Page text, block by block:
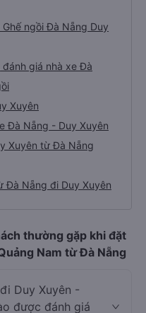
ngồi Đà Nẵng Duy
giá nhà xe Đà
Xuyên
Đà Nẵng - Duy Xuyên
Xuyên từ Đà Nẵng
Đà Nẵng đi Duy Xuyên
thường gặp khi đặt
Nam từ Đà Nẵng
Duy Xuyên -
được đánh giá